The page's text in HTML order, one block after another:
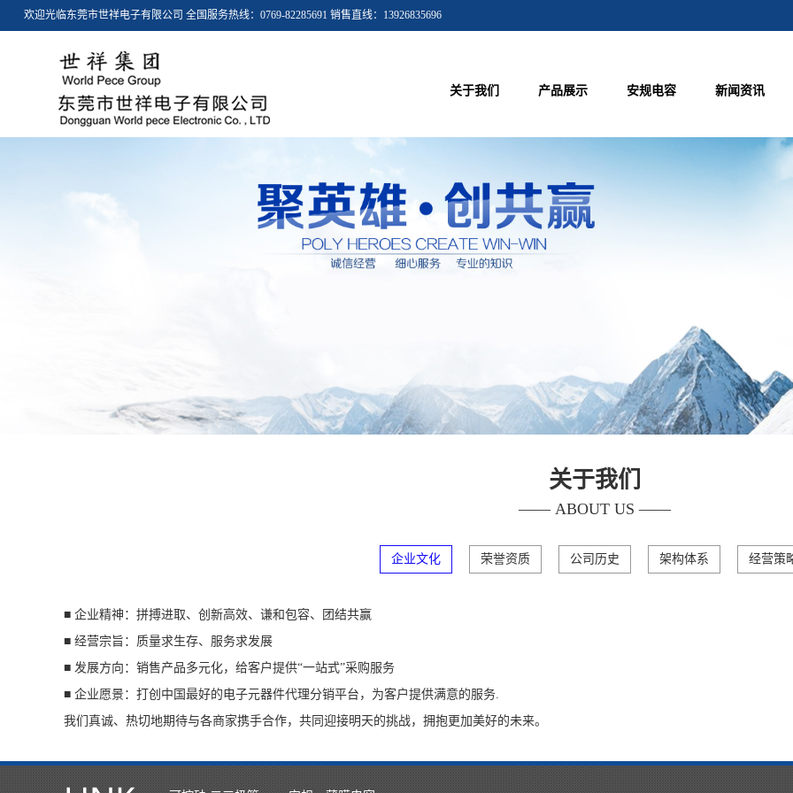
欢迎光临东莞市世祥电子有限公司 全国服务热线：0769-82285691 销售直线：13926835696
关于我们 产品展示 安规电容 新闻资讯
关于我们
—— ABOUT US ——
企业文化 荣誉资质 公司历史 架构体系 经营策
■ 企业精神：拼搏进取、创新高效、谦和包容、团结共赢
■ 经营宗旨：质量求生存、服务求发展
■ 发展方向：销售产品多元化，给客户提供“一站式”采购服务
■ 企业愿景：打创中国最好的电子元器件代理分销平台，为客户提供满意的服务.
我们真诚、热切地期待与各商家携手合作，共同迎接明天的挑战，拥抱更加美好的未来。